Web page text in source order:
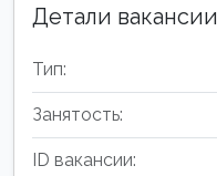
Детали вакансии
Тип:
Занятость:
ID вакансии: